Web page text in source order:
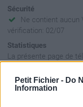
Petit Fichier - Do
Information
Sécurité
Ne contient aucun
vérification: 02/07
Statistiques
La présente page de
Page de
https://www.petit-